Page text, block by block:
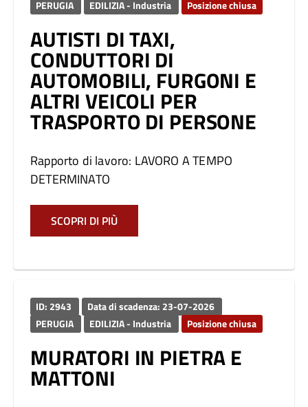
PERUGIA EDILIZIA - Industria Posizione chiusa
AUTISTI DI TAXI,
CONDUTTORI DI
AUTOMOBILI, FURGONI E
ALTRI VEICOLI PER
TRASPORTO DI PERSONE
Rapporto di lavoro: LAVORO A TEMPO
DETERMINATO
SCOPRI DI PIÙ
ID: 2943
Data di scadenza: 23-07-2026
PERUGIA
EDILIZIA - Industria Posizione chiusa
MURATORI IN PIETRA E
MATTONI